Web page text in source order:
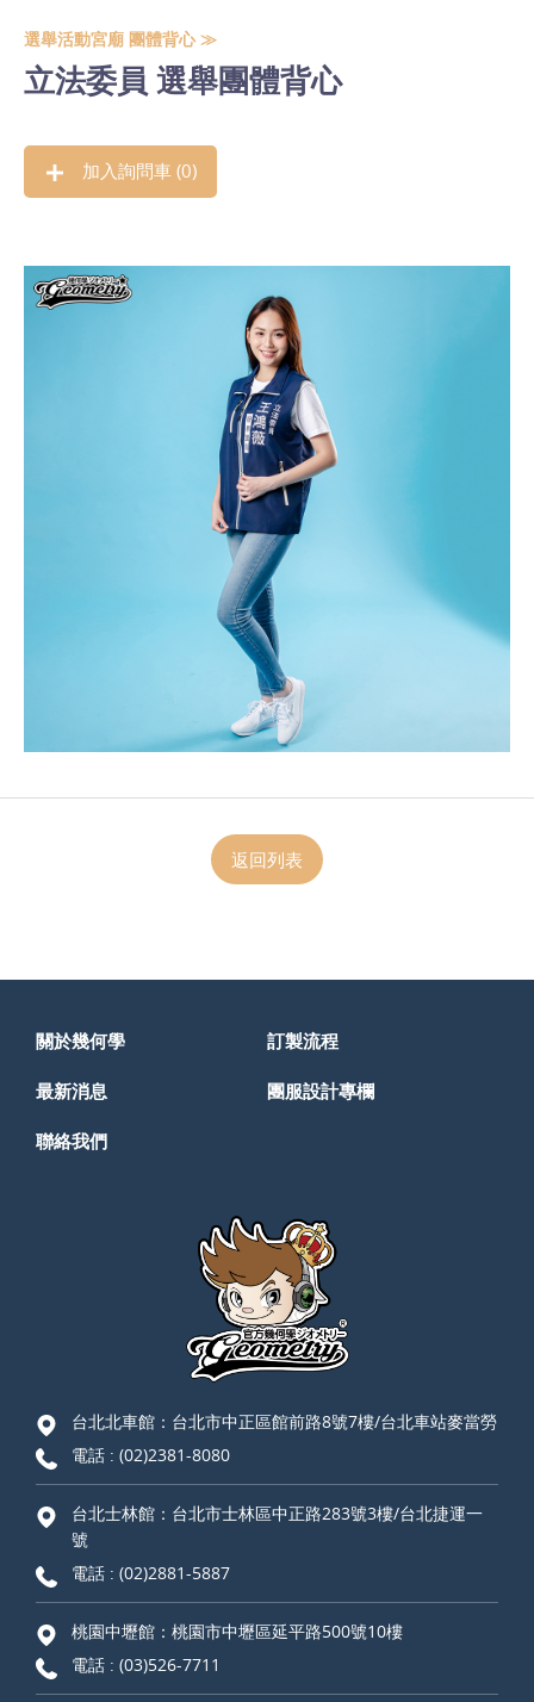
選舉活動宮廟 團體背心 ≫
立法委員 選舉團體背心
加入詢問車 (0)
返回列表
關於幾何學 訂製流程
最新消息 團服設計專欄
聯絡我們
台北北車館：台北市中正區館前路8號7樓/台北車站麥當勞
電話 : (02)2381-8080
台北士林館：台北市士林區中正路283號3樓/台北捷運一
號
電話 : (02)2881-5887
桃園中壢館：桃園市中壢區延平路500號10樓
電話 : (03)526-7711